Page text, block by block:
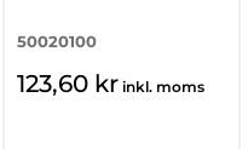
50020100
123,60 kr inkl. moms